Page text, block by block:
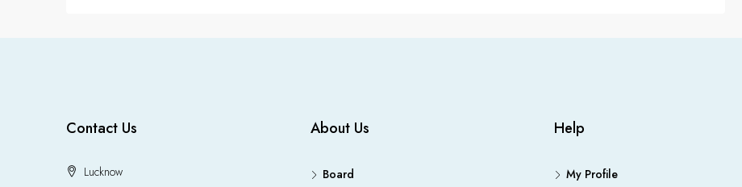
Contact Us
Lucknow
About Us
Board
Help
My Profile